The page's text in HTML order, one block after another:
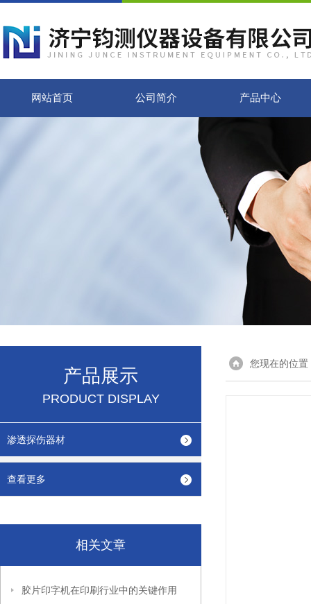
网站首页 公司简介 产品中心
产品展示
PRODUCT DISPLAY
渗透探伤器材
查看更多
相关文章
胶片印字机在印刷行业中的关键作用
您现在的位置